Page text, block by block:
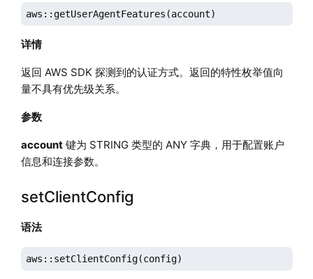
aws::getUserAgentFeatures(account)
详情
返回 AWS SDK 探测到的认证方式。返回的特性枚举值向
量不具有优先级关系。
参数
account键为 STRING 类型的 ANY 字典，用于配置账户
信息和连接参数。
setClientConfig
语法
aws::setClientConfig(config)